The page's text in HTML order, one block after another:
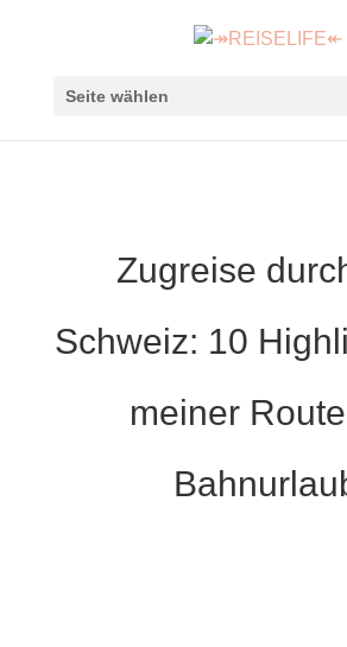
Seite wählen
Zugreise
Schweiz: 10
meiner